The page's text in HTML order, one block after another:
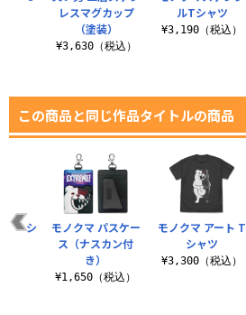
ルTシャツ
¥3,190（税込）
レスマグカップ
（塗装）
¥3,630（税込）
この商品と同じ作品タイトルの商品
モノクマ アート T
シャツ
¥3,300（税込）
Tシ
モノクマ パスケー
ス（ナスカン付
き）
¥1,650（税込）